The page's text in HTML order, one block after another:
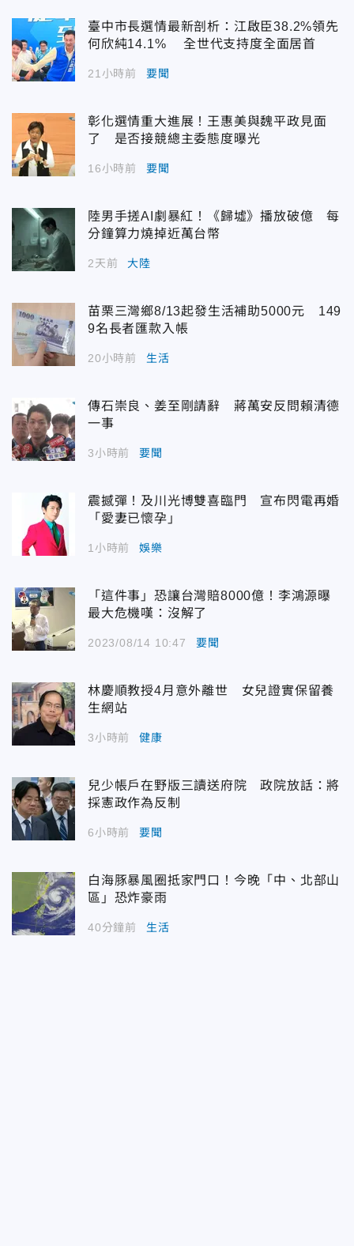
臺中市長選情最新剖析：江啟臣38.2%領先
何欣純14.1% 全世代支持度全面居首
21小時前 要聞
彰化選情重大進展！王惠美與魏平政見面
了 是否接競總主委態度曝光
16小時前 要聞
陸男手搓AI劇暴紅！《歸墟》播放破億 每
分鐘算力燒掉近萬台幣
2天前 大陸
苗栗三灣鄉8/13起發生活補助5000元 149
9名長者匯款入帳
20小時前 生活
傳石崇良、姜至剛請辭 蔣萬安反問賴清德
一事
3小時前 要聞
震撼彈！及川光博雙喜臨門 宣布閃電再婚
「愛妻已懷孕」
1小時前 娛樂
「這件事」恐讓台灣賠8000億！李鴻源曝
最大危機嘆：沒解了
2023/08/14 10:47 要聞
林慶順教授4月意外離世 女兒證實保留養
生網站
3小時前 健康
兒少帳戶在野版三讀送府院 政院放話：將
採憲政作為反制
6小時前 要聞
白海豚暴風圈抵家門口！今晚「中、北部山
區」恐炸豪雨
40分鐘前 生活